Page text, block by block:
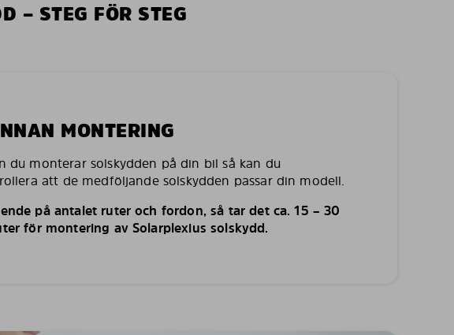
– STEG FÖR STEG
MONTERING
du monterar solskydden på din bil så kan du
att de medföljande solskydden passar din modell.
på antalet ruter och fordon, så tar det ca. 15 – 30
för montering av Solarplexius solskydd.